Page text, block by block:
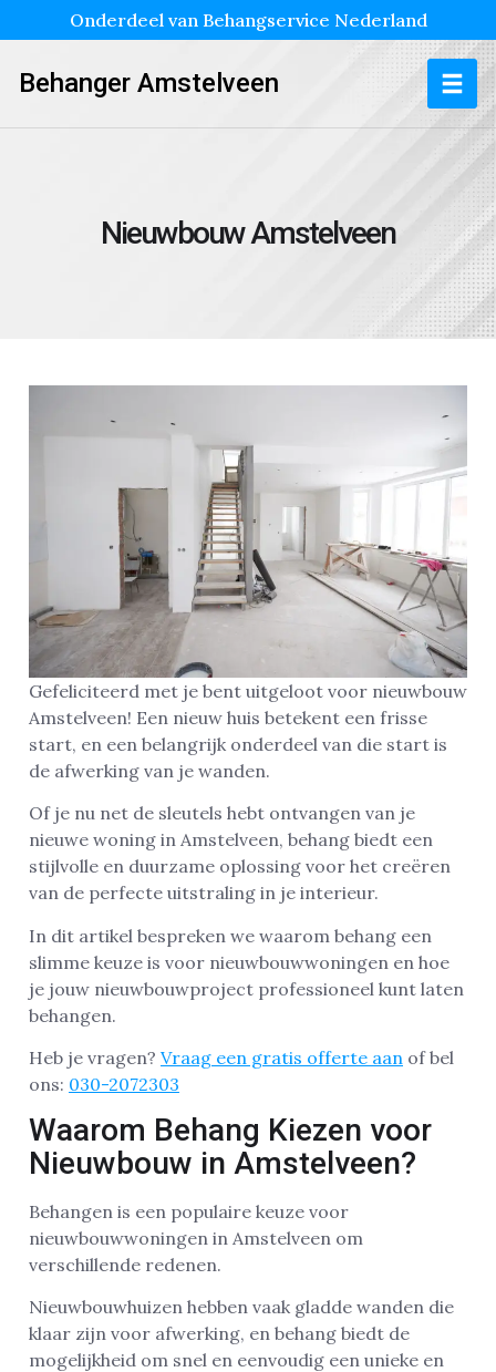
Onderdeel van Behangservice Nederland
Behanger Amstelveen
Nieuwbouw Amstelveen
Gefeliciteerd met je bent uitgeloot voor nieuwbouw
Amstelveen! Een nieuw huis betekent een frisse
start, en een belangrijk onderdeel van die start is
de afwerking van je wanden.
Of je nu net de sleutels hebt ontvangen van je
nieuwe woning in Amstelveen, behang biedt een
stijlvolle en duurzame oplossing voor het creëren
van de perfecte uitstraling in je interieur.
In dit artikel bespreken we waarom behang een
slimme keuze is voor nieuwbouwwoningen en hoe
je jouw nieuwbouwproject professioneel kunt laten
behangen.
Heb je vragen? Vraag een gratis offerte aan of bel
ons: 030-2072303
Waarom Behang Kiezen voor
Nieuwbouw in Amstelveen?
Behangen is een populaire keuze voor
nieuwbouwwoningen in Amstelveen om
verschillende redenen.
Nieuwbouwhuizen hebben vaak gladde wanden die
klaar zijn voor afwerking, en behang biedt de
mogelijkheid om snel en eenvoudig een unieke en